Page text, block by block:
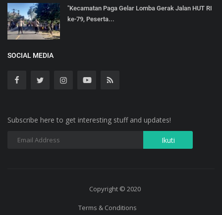
"Kecamatan Paga Gelar Lomba Gerak Jalan HUT RI
ke-79, Peserta...
SOCIAL MEDIA
Subscribe here to get interesting stuff and updates!
Copyright © 2020
Terms & Conditions